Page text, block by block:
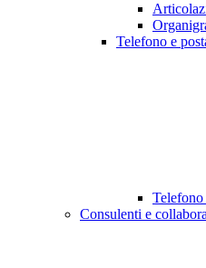
Telefono e
Telefono
Consulenti e